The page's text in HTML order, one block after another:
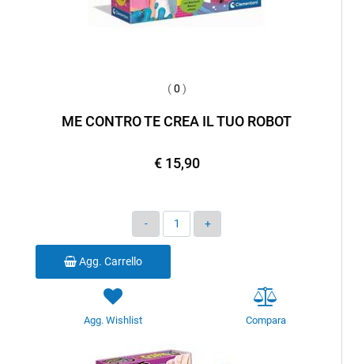
(0 )
ME CONTRO TE CREA IL TUO ROBOT
€ 15,90
Quantità
Agg. Carrello
Agg. Wishlist Compara